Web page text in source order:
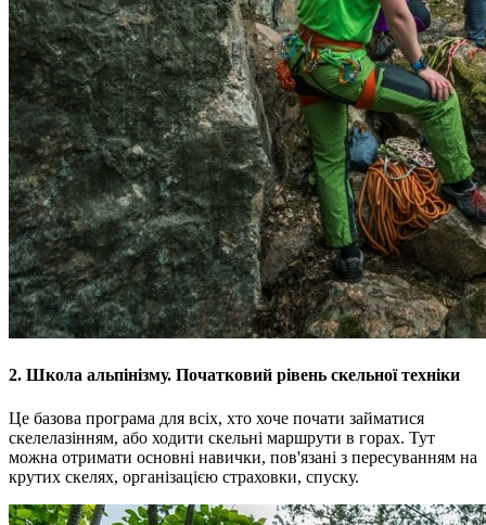
2. Школа альпінізму. Початковий рівень скельної техніки
Це базова програма для всіх, хто хоче почати займатися
скелелазінням, або ходити скельні маршрути в горах. Тут
можна отримати основні навички, пов'язані з пересуванням на
крутих скелях, організацією страховки, спуску.